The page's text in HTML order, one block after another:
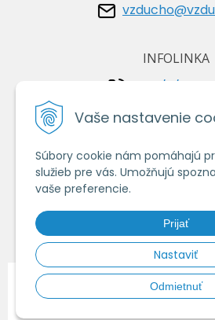
Vaše nastavenie
Súbory cookie nám pomáhajú
služieb pre vás. Umožňujú
vaše preferencie.
Prijať
Nastaviť
Odmietnuť
INFOLINKA
+421/2/4464
+421/903
VŠETKO O
Obchodné
Ochrana
Ako
© 2026 Vzduchoshop.sk - Váš obchod so